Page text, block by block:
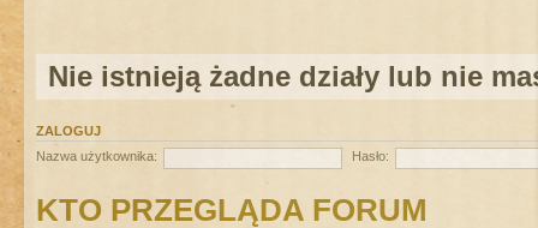
Nie istnieją żadne działy lub nie
ZALOGUJ
Nazwa użytkownika:
Hasło:
KTO PRZEGLĄDA FORUM